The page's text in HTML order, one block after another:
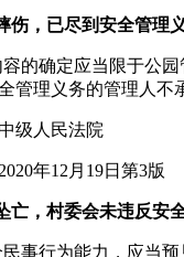
伤，已尽到安全管理
的确定应当限于公
管理义务的管理人不
级人民法院
年12月19日第3版
亡，村委会未违反安
事行为能力，应当